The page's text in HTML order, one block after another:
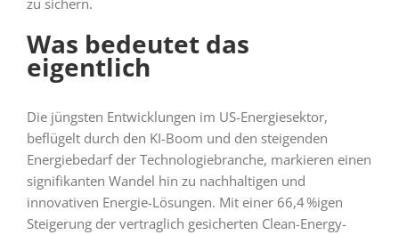
zu sichern.
Was bedeutet das
eigentlich
Die jüngsten Entwicklungen im US-Energiesektor,
beflügelt durch den KI-Boom und den steigenden
Energiebedarf der Technologiebranche, markieren einen
signifikanten Wandel hin zu nachhaltigen und
innovativen Energie-Lösungen. Mit einer 66,4 %igen
Steigerung der vertraglich gesicherten Clean-Energy-